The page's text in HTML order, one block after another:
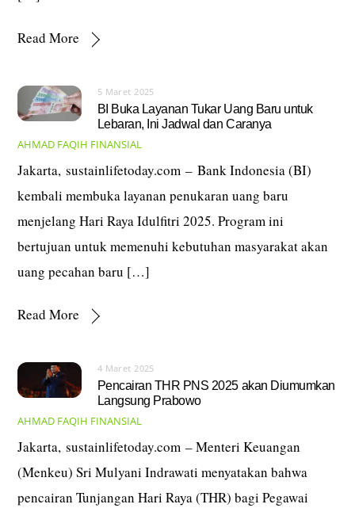
Read More
5 Maret 2025
BI Buka Layanan Tukar Uang Baru untuk
Lebaran, Ini Jadwal dan Caranya
AHMAD FAQIH FINANSIAL
Jakarta, sustainlifetoday.com – Bank Indonesia (BI)
kembali membuka layanan penukaran uang baru
menjelang Hari Raya Idulfitri 2025. Program ini
bertujuan untuk memenuhi kebutuhan masyarakat akan
uang pecahan baru […]
Read More
4 Maret 2025
Pencairan THR PNS 2025 akan Diumumkan
Langsung Prabowo
AHMAD FAQIH FINANSIAL
Jakarta, sustainlifetoday.com – Menteri Keuangan
(Menkeu) Sri Mulyani Indrawati menyatakan bahwa
pencairan Tunjangan Hari Raya (THR) bagi Pegawai